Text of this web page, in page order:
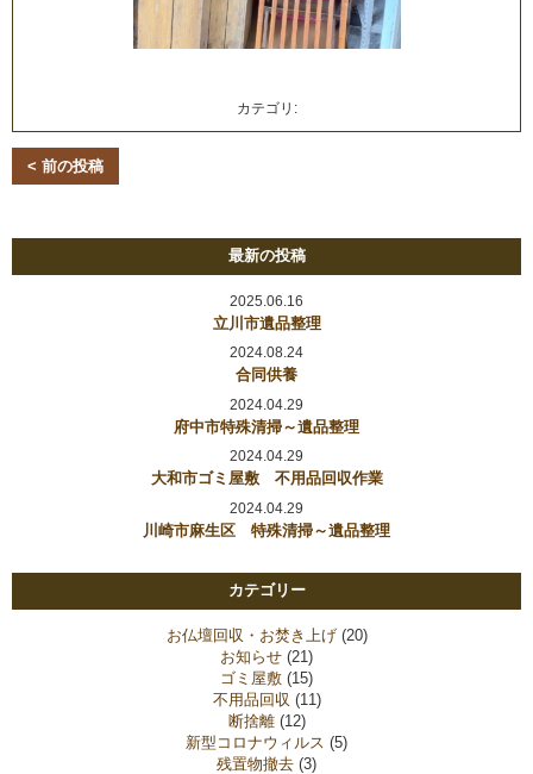
カテゴリ:
< 前の投稿
最新の投稿
2025.06.16
立川市遺品整理
2024.08.24
合同供養
2024.04.29
府中市特殊清掃～遺品整理
2024.04.29
大和市ゴミ屋敷 不用品回収作業
2024.04.29
川崎市麻生区 特殊清掃～遺品整理
カテゴリー
お仏壇回収・お焚き上げ(20)
お知らせ (21)
ゴミ屋敷 (15)
不用品回収 (11)
断捨離(12)
新型コロナウィルス (5)
残置物撤去 (3)